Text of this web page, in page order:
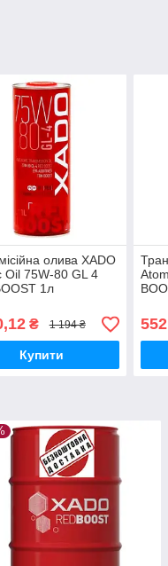
олива XADO
Oil 75W-80 GL 4
1л
₴ 1 194 ₴
Купити